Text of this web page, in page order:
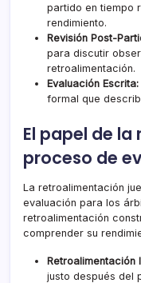
partido en tiempo
rendimiento.
Revisión Post-
para discutir
retroalimentación.
Evaluación Escrita:
formal que
El papel de
proceso de
La retroalimentación
evaluación para los
retroalimentación
comprender su
Retroalimentación
justo después del